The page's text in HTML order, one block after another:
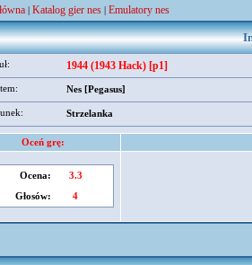
| Katalog gier nes | Emulatory nes
1944 (1943 Hack) [p1]
Nes [Pegasus]
Strzelanka
Oceń grę:
Ocena:
3.3
Głosów:
4